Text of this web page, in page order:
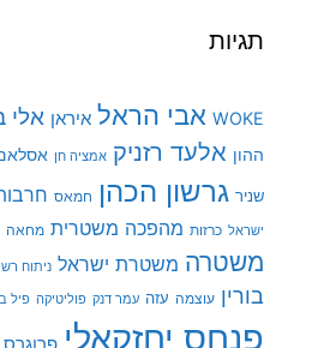
תגיות
WOKE אבי הראל איראן אלי
ההון אלעד רזניק אמציה חן
שניר גרשון הכהן חמאס
ישראל כרזות מהפכה משטרית מחאה
משטרה משטרת ישראל ניתוח
בורין עוצמה עזה עמר דנק פוליטיקה פיל
פנחס יחזקאלי